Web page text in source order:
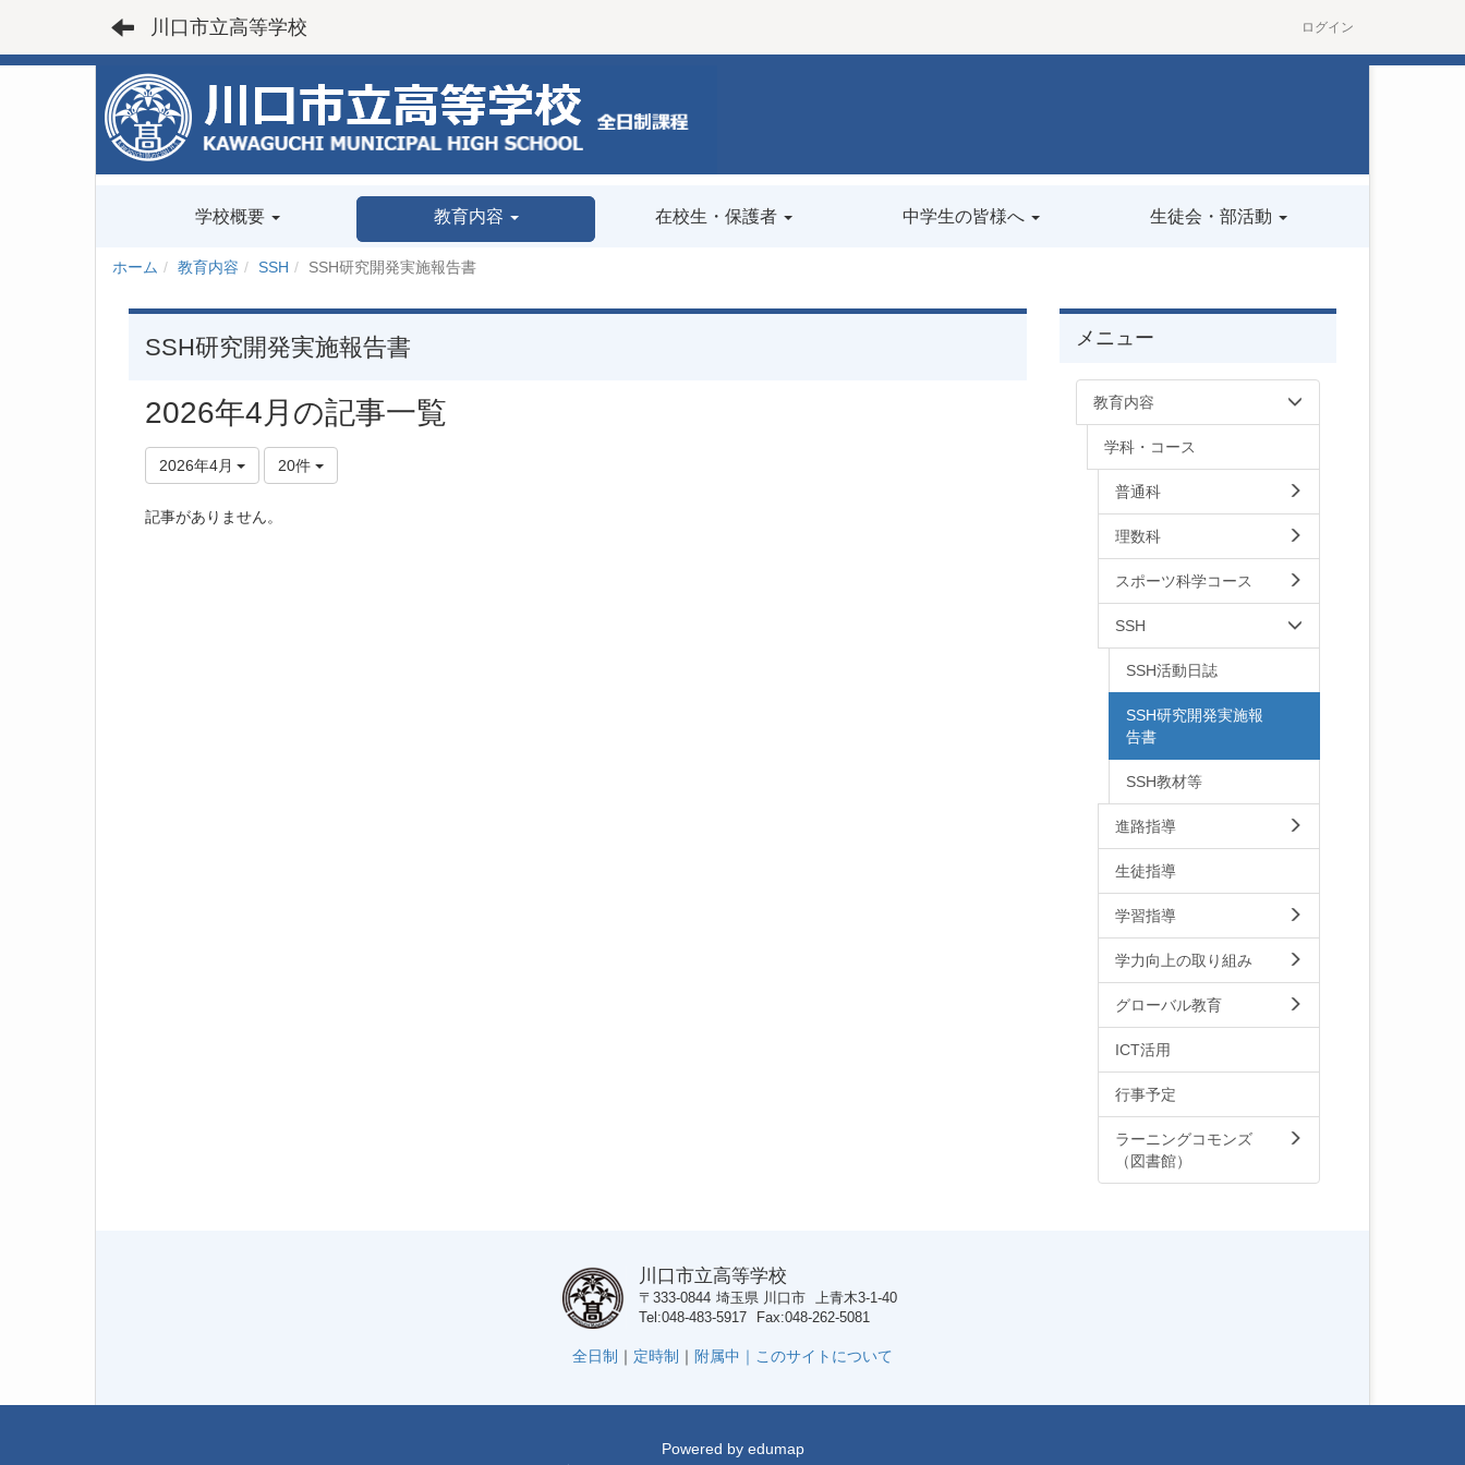
川口市立高等学校 ログイン
学校概要 教育内容 在校生・保護者 中学生の皆様へ 生徒会・部活動
ホーム 教育内容 SSH SSH研究開発実施報告書
SSH研究開発実施報告書
2026年4月の記事一覧
2026年4月 20件
記事がありません。
メニュー
教育内容
学科・コース
普通科
理数科
スポーツ科学コース
SSH
SSH活動日誌
SSH研究開発実施報
告書
SSH教材等
進路指導
生徒指導
学習指導
学力向上の取り組み
グローバル教育
ICT活用
行事予定
ラーニングコモンズ
（図書館）
川口市立高等学校
〒333-0844 埼玉県 川口市 上青木3-1-40
Tel 048-483-5917 Fax 048-262-5081
全日制 ｜ 定時制 ｜ 附属中｜ このサイトについて
Powered by edumap